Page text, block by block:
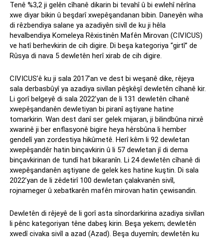
Tenê %3,2 ji gelên cîhanê dikarin bi tevahî û bi ewlehî nêrîna
xwe diyar bikin û beşdarî xwepêşandanan bibin. Daneyên wiha
di rêzbendiya salane ya azadiyên sivîl de ku ji hêla
hevalbendiya Komeleya Rêxistinên Mafên Mirovan (CIVICUS)
ve hatî berhevkirin de cih digire. Di beşa kategoriya “girtî” de
Rûsya di nava 5 dewletên herî xirab de cih digire.
CIVICUS’ê ku ji sala 2017’an ve dest bi weşanê dike, rêjeya
sala derbasbûyî ya azadiya sivîlan pêşkêşî dewletên cîhanê kir.
Li gorî belgeyê di sala 2022’yan de li 131 dewletên cîhanê
xwepêşandanên dewletiyan bi piranî aştiyane hatine
tomarkirin. Wan dest danî ser gelek mijaran, ji bilindbûna nirxê
xwarinê ji ber enflasyonê bigire heya hêrsbûna li hember
gendelî yan zordestiya hikûmetê. Herî kêm li 92 dewletan
xwepêşandêr hatin binçavkirin û li 57 dewletan jî di dema
binçavkirinan de tundî hat bikaranîn. Li 24 dewletên cîhanê di
xwepêşandanên aştiyane de gelek kes hatine kuştin. Di sala
2022’yan de li zêdetirî 100 dewletan çalakvanên sivîl,
rojnameger û xebatkarên mafên mirovan hatin çewisandin.
Dewletên di rêjeyê de li gorî asta sînordarkirina azadiya sivîlan
li pênc kategoriyan têne dabeş kirin. Beşa yekem; dewletên
xwedî civaka sivîl a azad (Azad). Beşa duyemîn; dewletên ku